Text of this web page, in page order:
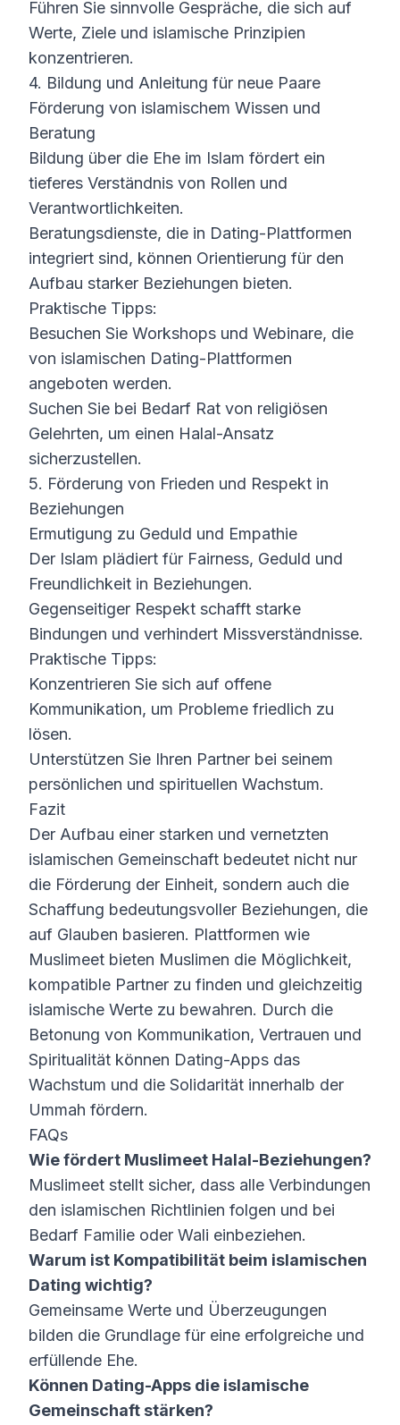
Führen Sie sinnvolle Gespräche, die sich auf
Werte, Ziele und islamische Prinzipien
konzentrieren.
4. Bildung und Anleitung für neue Paare
Förderung von islamischem Wissen und
Beratung
Bildung über die Ehe im Islam fördert ein
tieferes Verständnis von Rollen und
Verantwortlichkeiten.
Beratungsdienste, die in Dating-Plattformen
integriert sind, können Orientierung für den
Aufbau starker Beziehungen bieten.
Praktische Tipps:
Besuchen Sie Workshops und Webinare, die
von islamischen Dating-Plattformen
angeboten werden.
Suchen Sie bei Bedarf Rat von religiösen
Gelehrten, um einen Halal-Ansatz
sicherzustellen.
5. Förderung von Frieden und Respekt in
Beziehungen
Ermutigung zu Geduld und Empathie
Der Islam plädiert für Fairness, Geduld und
Freundlichkeit in Beziehungen.
Gegenseitiger Respekt schafft starke
Bindungen und verhindert Missverständnisse.
Praktische Tipps:
Konzentrieren Sie sich auf offene
Kommunikation, um Probleme friedlich zu
lösen.
Unterstützen Sie Ihren Partner bei seinem
persönlichen und spirituellen Wachstum.
Fazit
Der Aufbau einer starken und vernetzten
islamischen Gemeinschaft bedeutet nicht nur
die Förderung der Einheit, sondern auch die
Schaffung bedeutungsvoller Beziehungen, die
auf Glauben basieren. Plattformen wie
Muslimeet bieten Muslimen die Möglichkeit,
kompatible Partner zu finden und gleichzeitig
islamische Werte zu bewahren. Durch die
Betonung von Kommunikation, Vertrauen und
Spiritualität können Dating-Apps das
Wachstum und die Solidarität innerhalb der
Ummah fördern.
FAQs
Wie fördert Muslimeet Halal-Beziehungen?
Muslimeet stellt sicher, dass alle Verbindungen
den islamischen Richtlinien folgen und bei
Bedarf Familie oder Wali einbeziehen.
Warum ist Kompatibilität beim islamischen
Dating wichtig?
Gemeinsame Werte und Überzeugungen
bilden die Grundlage für eine erfolgreiche und
erfüllende Ehe.
Können Dating-Apps die islamische
Gemeinschaft stärken?